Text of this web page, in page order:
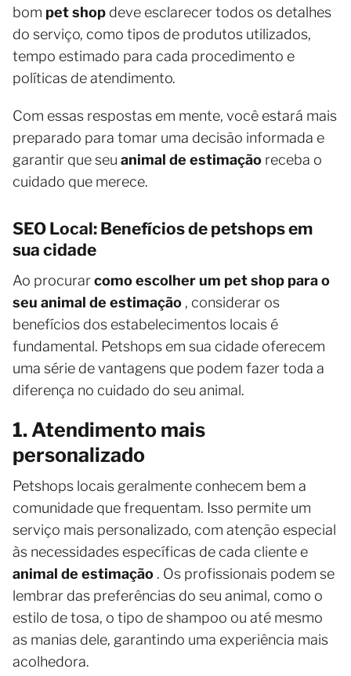
bom pet shop deve esclarecer todos os detalhes
do serviço, como tipos de produtos utilizados,
tempo estimado para cada procedimento e
políticas de atendimento.
Com essas respostas em mente, você estará mais
preparado para tomar uma decisão informada e
garantir que seu animal de estimação receba o
cuidado que merece.
SEO Local: Benefícios de petshops em
sua cidade
Ao procurarcomo escolher um pet shop para o
seu animal de estimação , considerar os
benefícios dos estabelecimentos locais é
fundamental. Petshops em sua cidade oferecem
uma série de vantagens que podem fazer toda a
diferença no cuidado do seu animal.
1. Atendimento mais
personalizado
Petshops locais geralmente conhecem bem a
comunidade que frequentam. Isso permite um
serviço mais personalizado, com atenção especial
às necessidades específicas de cada cliente e
animal de estimação . Os profissionais podem se
lembrar das preferências do seu animal, como o
estilo de tosa, o tipo de shampoo ou até mesmo
as manias dele, garantindo uma experiência mais
acolhedora.